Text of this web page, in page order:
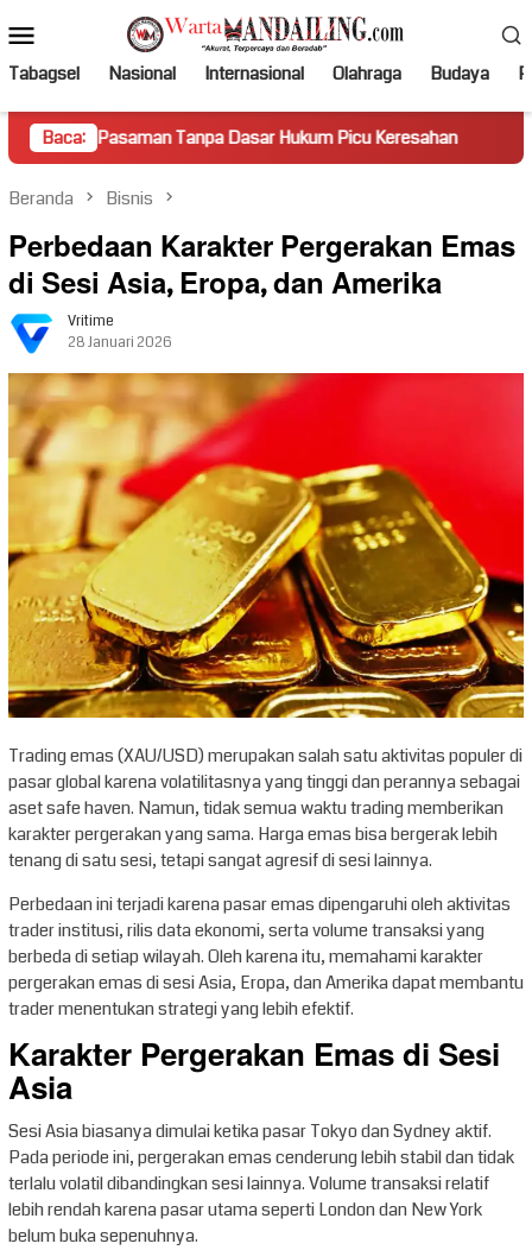
ke
kontenMobile
Tabagsel Nasional Internasional Olahraga Budaya
Baca:
Tanpa Dasar Hukum Picu Keresahan Truk Miring
Beranda Bisnis
Perbedaan Karakter Pergerakan Emas
di Sesi Asia, Eropa, dan Amerika
Vritime
28 Januari 2026
Trading emas (XAU/USD) merupakan salah satu aktivitas populer di
pasar global karena volatilitasnya yang tinggi dan perannya sebagai
aset safe haven. Namun, tidak semua waktu trading memberikan
karakter pergerakan yang sama. Harga emas bisa bergerak lebih
tenang di satu sesi, tetapi sangat agresif di sesi lainnya.
Perbedaan ini terjadi karena pasar emas dipengaruhi oleh aktivitas
trader institusi, rilis data ekonomi, serta volume transaksi yang
berbeda di setiap wilayah. Oleh karena itu, memahami karakter
pergerakan emas di sesi Asia, Eropa, dan Amerika dapat membantu
trader menentukan strategi yang lebih efektif.
Karakter Pergerakan Emas di Sesi
Asia
Sesi Asia biasanya dimulai ketika pasar Tokyo dan Sydney aktif.
Pada periode ini, pergerakan emas cenderung lebih stabil dan tidak
terlalu volatil dibandingkan sesi lainnya. Volume transaksi relatif
lebih rendah karena pasar utama seperti London dan New York
belum buka sepenuhnya.